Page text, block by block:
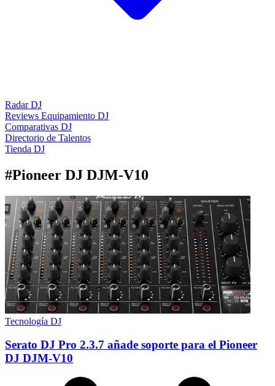
Radar DJ
Reviews Equipamiento DJ
Comparativas DJ
Directorio de Talentos
Tienda DJ
#Pioneer DJ DJM-V10
Tecnología DJ
Serato DJ Pro 2.3.7 añade soporte para el Pioneer
DJ DJM-V10